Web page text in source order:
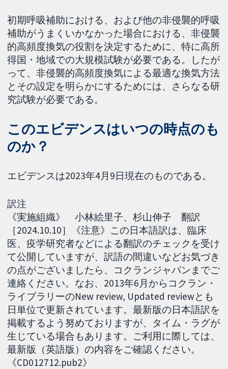
初期呼吸補助における、および他の非侵襲的呼吸
補助がうまくいかなかった場合における、非侵襲
的高頻度換気の役割を決定するために、特に高所
得国・地域での大規模試験が必要である。したが
って、非侵襲的高頻度換気による最適な換気方法
とその設定を明らかにするためには、さらなる研
究試験が必要である。
このエビデンスはいつの時点のも
のか？
エビデンスは2023年4月9日現在のものである。
訳注
《実施組織》 小林絵里子、杉山伸子 翻訳
［2024.10.10］《注意》この日本語訳は、臨床
医、疫学研究者などによる翻訳のチェックを受け
て公開していますが、訳語の間違いなどお気づき
の点がございましたら、コクランジャパンまでご
連絡ください。なお、2013年6月からコクラン・
ライブラリーのNew review, Updated reviewとも
日単位で更新されています。最新版の日本語訳を
掲載するよう努めておりますが、タイム・ラグが
生じている場合もあります。ご利用に際しては、
最新版（英語版）の内容をご確認ください。
《CD012712.pub2》